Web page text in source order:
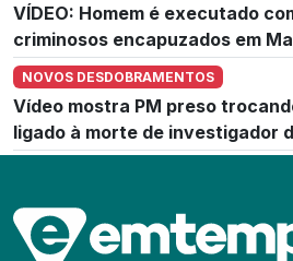
VÍDEO: Homem é executado
criminosos encapuzados em
NOVOS DESDOBRAMENTOS
Vídeo mostra PM preso
ligado à morte de investigador